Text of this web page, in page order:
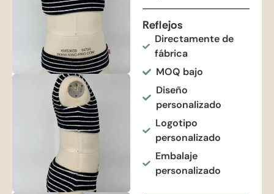
Reflejos
Directamente de
fábrica
MOQ bajo
Diseño
personalizado
Logotipo
personalizado
Embalaje
personalizado